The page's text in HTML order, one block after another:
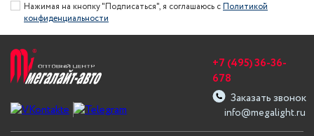
Нажимая на кнопку "Подписаться", я соглашаюсь сПолитикой
конфиденциальности
info@megalight.ru
+7 (495) 36-36-
678
Заказать звонок